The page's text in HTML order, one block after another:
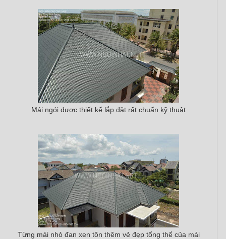
Mái ngói được thiết kế lắp đặt rất chuẩn kỹ thuật
Từng mái nhỏ đan xen tôn thêm vẻ đẹp tổng thể của mái